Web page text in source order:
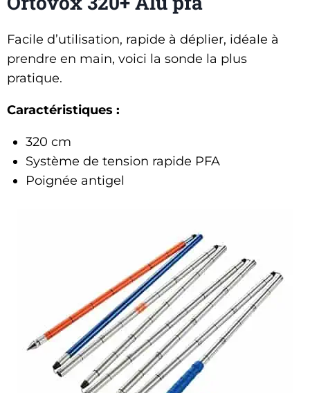
Facile d’utilisation, rapide à déplier, idéale à
prendre en main, voici la sonde la plus
pratique.
Caractéristiques :
320 cm
Système de tension rapide PFA
Poignée antigel